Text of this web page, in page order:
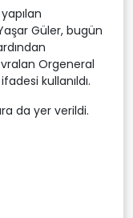
Güler, bugün
Orgeneral
kullanıldı.
da yer verildi.